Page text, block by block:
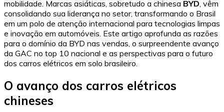
mobilidade. Marcas asiáticas, sobretudo a chinesa BYD , vêm
consolidando sua liderança no setor, transformando o Brasil
em um polo de atenção internacional para tecnologias limpas
e inovação em automóveis. Este artigo aprofunda as razões
para o domínio da BYD nas vendas, o surpreendente avanço
da GAC no top 10 nacional e as perspectivas para o futuro
dos carros elétricos em solo brasileiro.
O avanço dos carros elétricos
chineses